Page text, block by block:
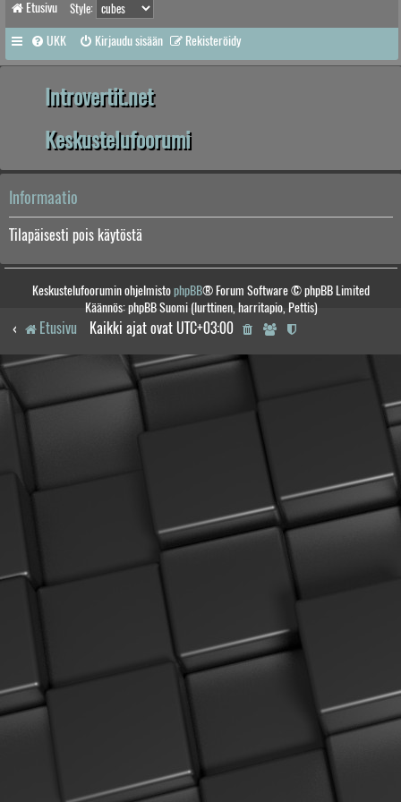
Etusivu Style:
UKK Kirjaudu sisään Rekisteröidy
Introvertit.net
Keskustelufoorumi
Informaatio
Tilapäisesti pois käytöstä
Keskustelufoorumin ohjelmistophpBB® Forum Software © phpBB Limited
Käännös: phpBB Suomi (lurttinen, harritapio, Pettis)
Etusivu Kaikki ajat ovat UTC+03:00